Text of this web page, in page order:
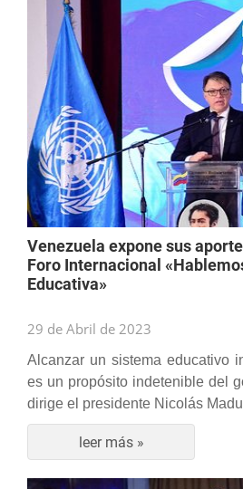
Venezuela expone sus
Foro Internacional
Educativa»
29 de Abril de 2023
Alcanzar un sistema educativo
es un propósito indetenible del
dirige el presidente Nicolás
leer más »